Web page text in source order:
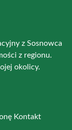
z Sosnowca
z regionu.
okolicy.
Kontakt